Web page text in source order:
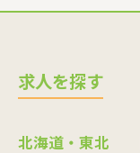
求人を探す
北海道・東北